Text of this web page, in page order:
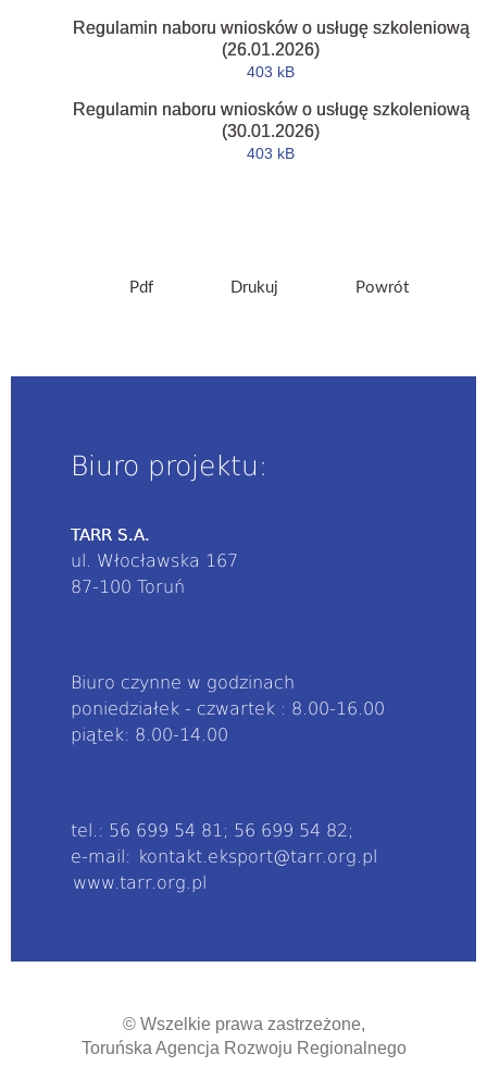
Regulamin naboru wniosków o usługę szkoleniową
(26.01.2026)
403 kB
Regulamin naboru wniosków o usługę szkoleniową
(30.01.2026)
403 kB
Pdf Drukuj Powrót
Biuro projektu:
TARR S.A.
ul. Włocławska 167
87-100 Toruń
Biuro czynne w godzinach
poniedziałek - czwartek : 8.00-16.00
piątek: 8.00-14.00
tel.: 56 699 54 81; 56 699 54 82;
e-mail: kontakt.eksport@tarr.org.pl
www.tarr.org.pl
© Wszelkie prawa zastrzeżone,
Toruńska Agencja Rozwoju Regionalnego